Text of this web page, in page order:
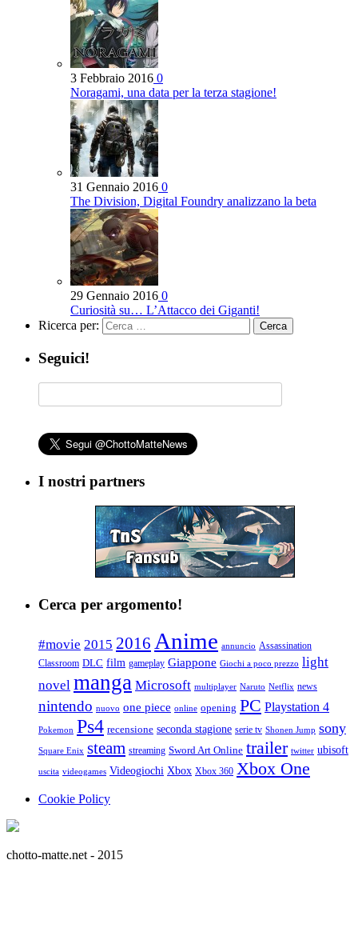
3 Febbraio 2016 0
Noragami, una data per la terza stagione!
31 Gennaio 2016 0
The Division, Digital Foundry analizzano la beta
29 Gennaio 2016 0
Curiosità su… L’Attacco dei Giganti!
Ricerca per:
Seguici!
I nostri partners
Cerca per argomento!
#movie 2015 2016 Anime annuncio Assassination
Classroom DLC film gameplay Giappone Giochi a poco prezzo light
novel manga Microsoft multiplayer Naruto Netflix news
nintendo nuovo one piece online opening PC Playstation 4
Pokemon Ps4 recensione seconda stagione serie tv Shonen Jump sony
Square Enix steam streaming Sword Art Online trailer twitter ubisoft
uscita videogames Videogiochi Xbox Xbox 360 Xbox One
Cookie Policy
chotto-matte.net - 2015